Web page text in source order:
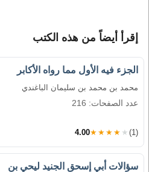
إقرأ أيضاً من هذه الكتب
الجزء فيه الأول مما رواه الأكابر
محمد بن محمد بن سليمان الباغندي
عدد الصفحات: 216
4.00★★★★★ (1)
سؤالات أبي إسحق الجنيد ليحي بن